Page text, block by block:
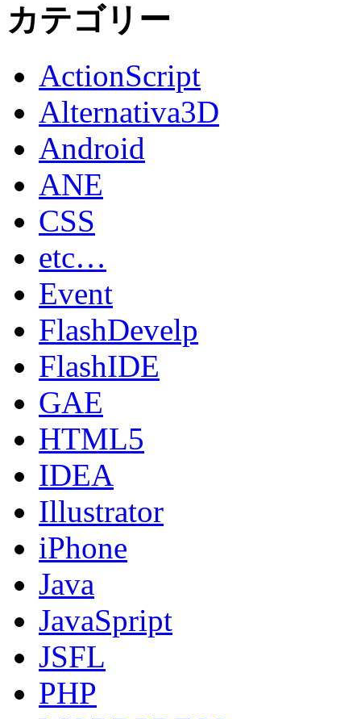
カテゴリー
ActionScript
Alternativa3D
Android
ANE
CSS
etc…
Event
FlashDevelp
FlashIDE
GAE
HTML5
IDEA
Illustrator
iPhone
Java
JavaSpript
JSFL
PHP